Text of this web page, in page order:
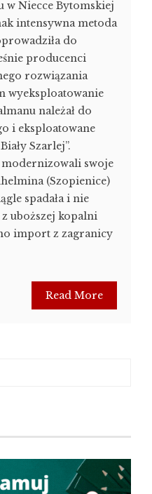
w Niecce Bytomskiej
intensywna metoda
do
producenci
rozwiązania
wyeksploatowanie
należał do
i eksploatowane
Szarlej”.
swoje
(Szopienice)
spadała i nie
uboższej kopalni
import z zagranicy
Read More